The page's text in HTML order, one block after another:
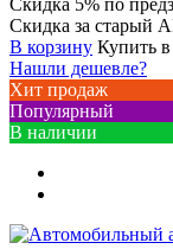
Скидка за старый
В корзину Купить
Нашли дешевле?
Хит продаж
Популярный
В наличии